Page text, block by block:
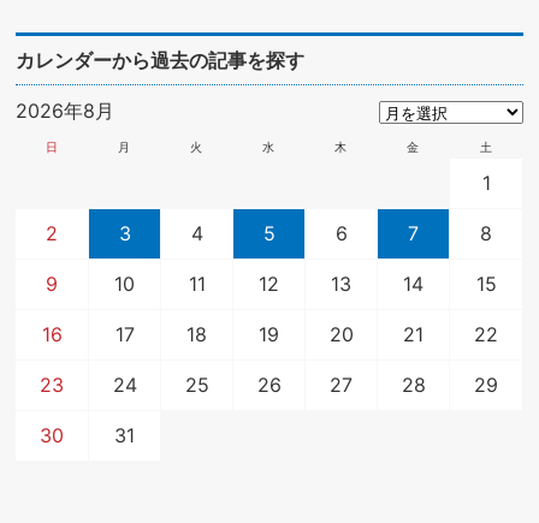
カレンダーから過去の記事を探す
2026年8月
日 月 火 水 木 金 土
1
2 3 4 5 6 7 8
9 10 11 12 13 14 15
16 17 18 19 20 21 22
23 24 25 26 27 28 29
30 31